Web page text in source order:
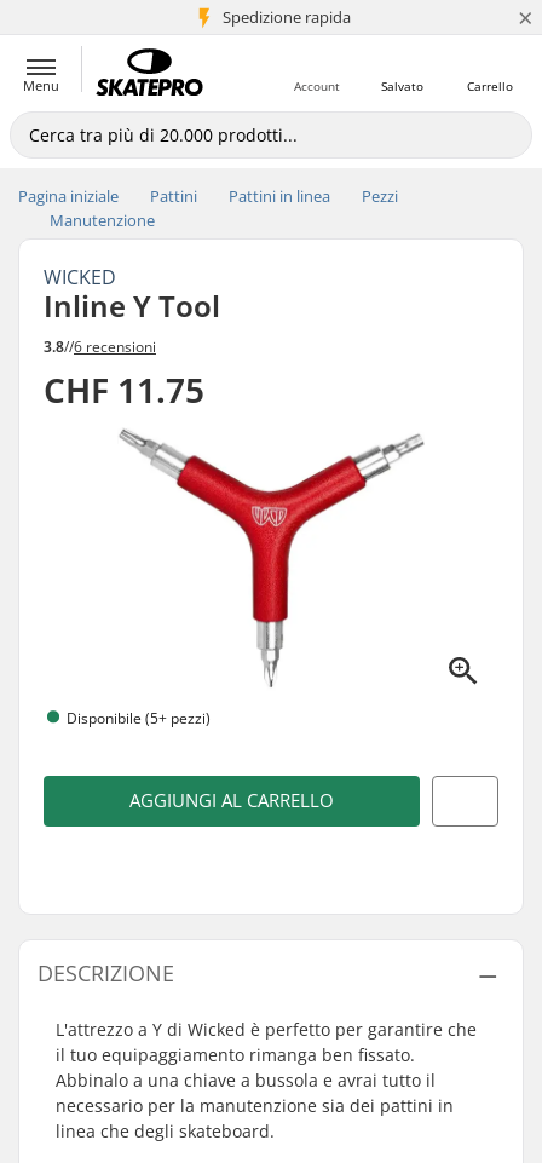
Spedizione rapida
+5 mln di clienti ×
Menu Carrello
Salvato
Account
Pagina iniziale Pattini Pattini in linea
Pezzi
Manutenzione
WICKED
Inline Y Tool
3.8//6 recensioni
CHF 11.75
Disponibile (5+ pezzi)
AGGIUNGI AL CARRELLO
DESCRIZIONE
L'attrezzo a Y di Wicked è perfetto per garantire che
il tuo equipaggiamento rimanga ben fissato.
Abbinalo a una chiave a bussola e avrai tutto il
necessario per la manutenzione sia dei pattini in
linea che degli skateboard.